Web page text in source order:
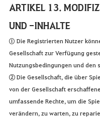
ARTIKEL 13.
UND -INHALTE
① Die Registrierten Nutzer
Gesellschaft zur Verfügung
Nutzungsbedingungen und den
② Die Gesellschaft, die über
von der Gesellschaft
umfassende Rechte, um die
verändern, zu warten, zu